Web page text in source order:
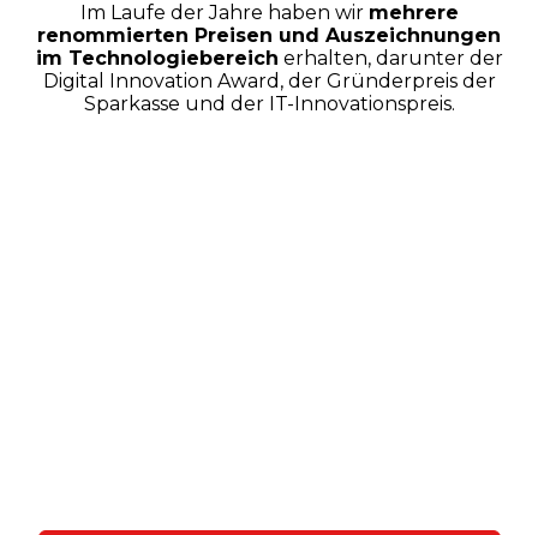
Im Laufe der Jahre haben wir mehrere
renommierten Preisen und Auszeichnungen
im Technologiebereich erhalten, darunter der
Digital Innovation Award, der Gründerpreis der
Sparkasse und der IT-Innovationspreis.